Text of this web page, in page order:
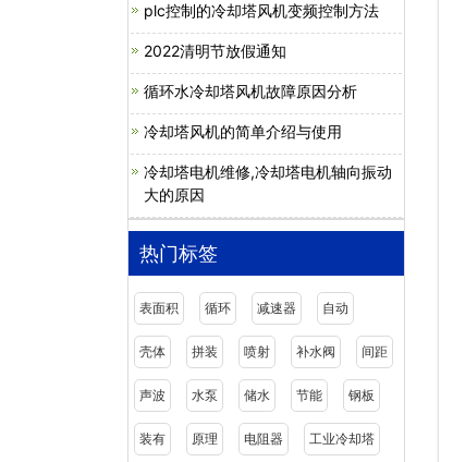
plc控制的冷却塔风机变频控制方法
2022清明节放假通知
循环水冷却塔风机故障原因分析
冷却塔风机的简单介绍与使用
冷却塔电机维修,冷却塔电机轴向振动
大的原因
热门标签
表面积 循环 减速器 自动
壳体 拼装 喷射 补水阀 间距
声波 水泵 储水 节能 钢板
装有 原理 电阻器 工业冷却塔